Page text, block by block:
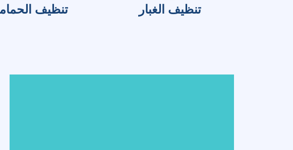
تنظيف الغبار تنظيف